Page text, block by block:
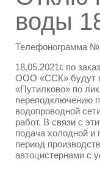
воды
Телефонограмма
18.05.2021г. по
ООО «ССК» будут
«Путилково» по
переподключению
водопроводной
работ. В связи с
подача холодной и
период
автоцистернами с